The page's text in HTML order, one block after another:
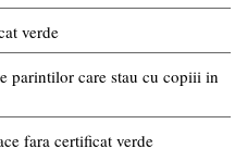
verde
parintilor care stau cu copiii in
fara certificat verde